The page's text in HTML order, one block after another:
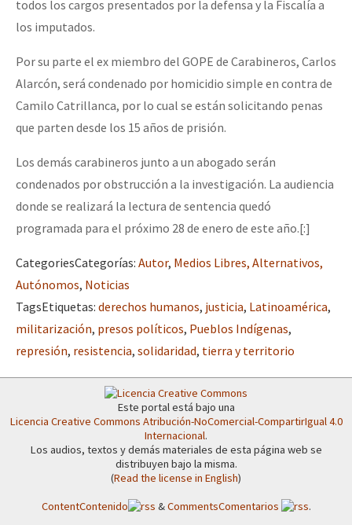
Presos
Niñxs
ETIQUETAS
MULTIMEDIA
Audio
Fotorreportaje
Semillero Guerra contra la Humanidad. (Las poblaciones y
la naturaleza bajo asedio)
Libros para descargar
Eventos
Contacto
“Sonhando a Terra do Bem Virá” se publica no Estado Espanhol
[25 abr – CDMX] Tokín por el CNI: 30 años de Resistencia y
todos los cargos presentados por la defensa y la Fiscalía a
los imputados.
Por su parte el ex miembro del GOPE de Carabineros, Carlos
Alarcón, será condenado por homicidio simple en contra de
Camilo Catrillanca, por lo cual se están solicitando penas
que parten desde los 15 años de prisión.
Los demás carabineros junto a un abogado serán
condenados por obstrucción a la investigación. La audiencia
donde se realizará la lectura de sentencia quedó
programada para el próximo 28 de enero de este año.[:]
CategoriesCategorías: Autor, Medios Libres, Alternativos,
Autónomos, Noticias
TagsEtiquetas: derechos humanos, justicia, Latinoamérica,
militarización, presos políticos, Pueblos Indígenas,
represión, resistencia, solidaridad, tierra y territorio
Este portal está bajo una
Licencia Creative Commons Atribución-NoComercial-CompartirIgual 4.0
Internacional.
Los audios, textos y demás materiales de esta página web se
distribuyen bajo la misma.
(Read the license in English)
ContentContenido &CommentsComentarios .